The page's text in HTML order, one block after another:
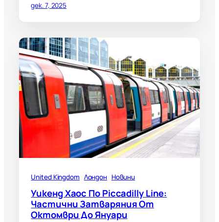
дек. 7, 2025
United Kingdom Лондон Новини
Уикенд Хаос По Piccadilly Line:
Частични Затваряния От
Октомври До Януари